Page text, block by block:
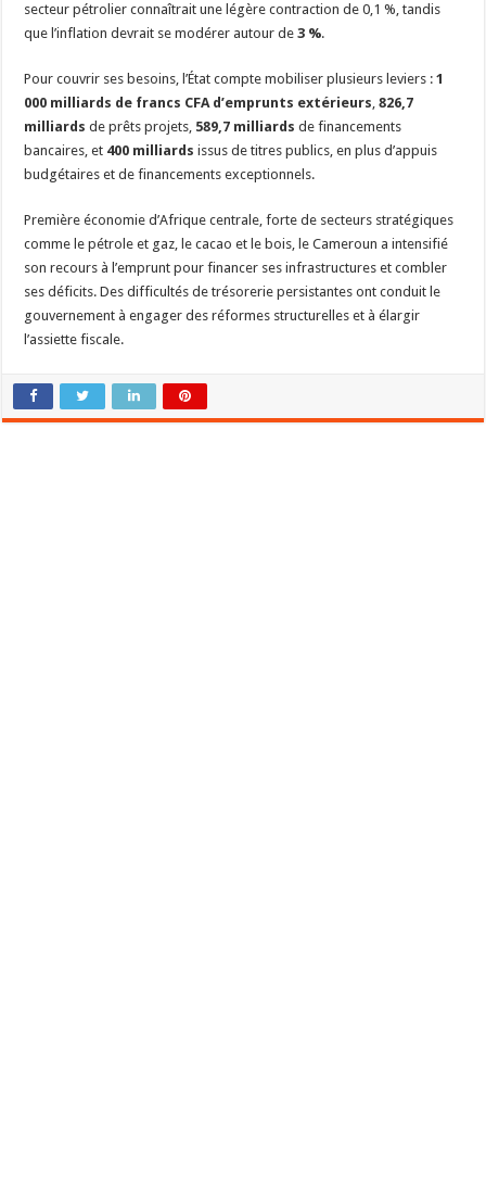
secteur pétrolier connaîtrait une légère contraction de 0,1 %, tandis
que l’inflation devrait se modérer autour de3 %.
Pour couvrir ses besoins, l’État compte mobiliser plusieurs leviers :1
000 milliards de francs CFA d’emprunts extérieurs ,826,7
milliards de prêts projets, 589,7 milliards de financements
bancaires, et 400 milliards issus de titres publics, en plus d’appuis
budgétaires et de financements exceptionnels.
Première économie d’Afrique centrale, forte de secteurs stratégiques
comme le pétrole et gaz, le cacao et le bois, le Cameroun a intensifié
son recours à l’emprunt pour financer ses infrastructures et combler
ses déficits. Des difficultés de trésorerie persistantes ont conduit le
gouvernement à engager des réformes structurelles et à élargir
l’assiette fiscale.